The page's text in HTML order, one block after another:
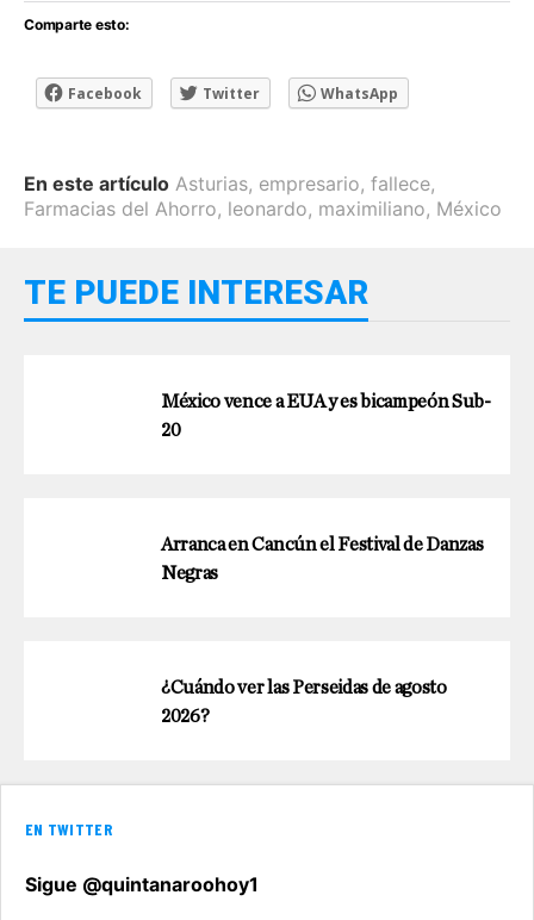
Comparte esto:
Facebook Twitter WhatsApp
En este artículo Asturias, empresario, fallece,
Farmacias del Ahorro, leonardo, maximiliano, México
TE PUEDE INTERESAR
México vence a EUA y es bicampeón Sub-
20
Arranca en Cancún el Festival de Danzas
Negras
¿Cuándo ver las Perseidas de agosto
2026?
EN TWITTER
Sigue @quintanaroohoy1